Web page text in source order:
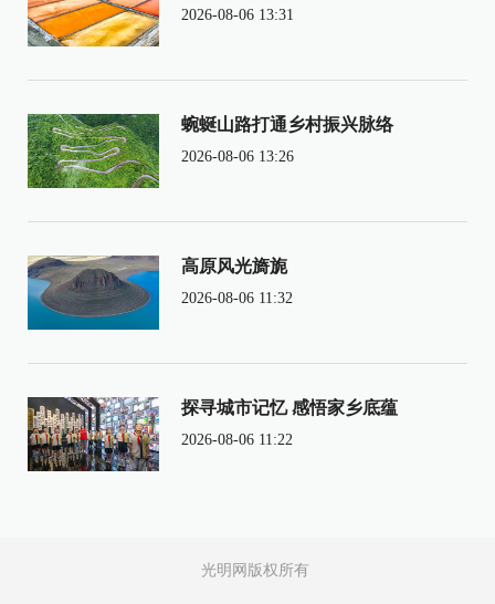
2026-08-06 13:31
蜿蜒山路打通乡村振兴脉络
2026-08-06 13:26
高原风光旖旎
2026-08-06 11:32
探寻城市记忆 感悟家乡底蕴
2026-08-06 11:22
光明网版权所有